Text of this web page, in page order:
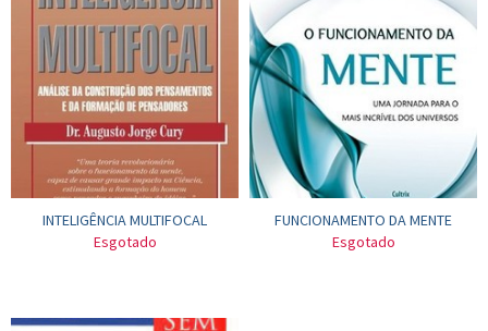
INTELIGÊNCIA MULTIFOCAL
Esgotado
FUNCIONAMENTO DA MENTE
Esgotado